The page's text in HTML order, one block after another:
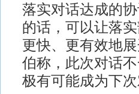
落实对话达成的
的话，可以让落
更快、更有效地
伯称，此次对话
极有可能成为下次